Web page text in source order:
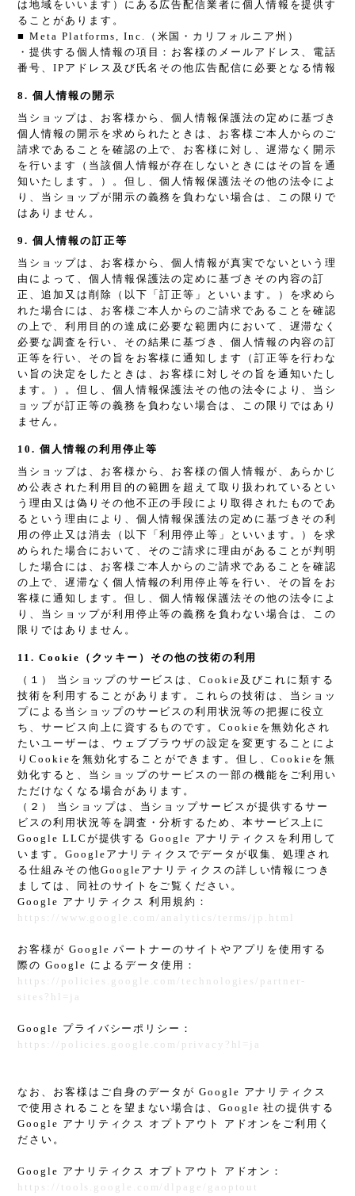
は地域をいいます）にある広告配信業者に個人情報を提供す
ることがあります。
■ Meta Platforms, Inc.（米国・カリフォルニア州）
・提供する個人情報の項目：お客様のメールアドレス、電話
番号、IPアドレス及び氏名その他広告配信に必要となる情報
8. 個人情報の開示
当ショップは、お客様から、個人情報保護法の定めに基づき
個人情報の開示を求められたときは、お客様ご本人からのご
請求であることを確認の上で、お客様に対し、遅滞なく開示
を行います（当該個人情報が存在しないときにはその旨を通
知いたします。）。但し、個人情報保護法その他の法令によ
り、当ショップが開示の義務を負わない場合は、この限りで
はありません。
9. 個人情報の訂正等
当ショップは、お客様から、個人情報が真実でないという理
由によって、個人情報保護法の定めに基づきその内容の訂
正、追加又は削除（以下「訂正等」といいます。）を求めら
れた場合には、お客様ご本人からのご請求であることを確認
の上で、利用目的の達成に必要な範囲内において、遅滞なく
必要な調査を行い、その結果に基づき、個人情報の内容の訂
正等を行い、その旨をお客様に通知します（訂正等を行わな
い旨の決定をしたときは、お客様に対しその旨を通知いたし
ます。）。但し、個人情報保護法その他の法令により、当シ
ョップが訂正等の義務を負わない場合は、この限りではあり
ません。
10. 個人情報の利用停止等
当ショップは、お客様から、お客様の個人情報が、あらかじ
め公表された利用目的の範囲を超えて取り扱われているとい
う理由又は偽りその他不正の手段により取得されたものであ
るという理由により、個人情報保護法の定めに基づきその利
用の停止又は消去（以下「利用停止等」といいます。）を求
められた場合において、そのご請求に理由があることが判明
した場合には、お客様ご本人からのご請求であることを確認
の上で、遅滞なく個人情報の利用停止等を行い、その旨をお
客様に通知します。但し、個人情報保護法その他の法令によ
り、当ショップが利用停止等の義務を負わない場合は、この
限りではありません。
11. Cookie（クッキー）その他の技術の利用
（１） 当ショップのサービスは、Cookie及びこれに類する
技術を利用することがあります。これらの技術は、当ショッ
プによる当ショップのサービスの利用状況等の把握に役立
ち、サービス向上に資するものです。Cookieを無効化され
たいユーザーは、ウェブブラウザの設定を変更することによ
りCookieを無効化することができます。但し、Cookieを無
効化すると、当ショップのサービスの一部の機能をご利用い
ただけなくなる場合があります。
（２） 当ショップは、当ショップサービスが提供するサー
ビスの利用状況等を調査・分析するため、本サービス上に
Google LLCが提供する Google アナリティクスを利用して
います。Googleアナリティクスでデータが収集、処理され
る仕組みその他Googleアナリティクスの詳しい情報につき
ましては、同社のサイトをご覧ください。
Google アナリティクス 利用規約：
https://www.google.com/analytics/terms/jp.html
お客様が Google パートナーのサイトやアプリを使用する
際の Google によるデータ使用：
https://policies.google.com/technologies/partner-
sites?hl=ja
Google プライバシーポリシー：
https://policies.google.com/privacy?hl=ja
なお、お客様はご自身のデータが Google アナリティクス
で使用されることを望まない場合は、Google 社の提供する
Google アナリティクス オプトアウト アドオンをご利用く
ださい。
Google アナリティクス オプトアウト アドオン：
https://tools.google.com/dlpage/gaoptout